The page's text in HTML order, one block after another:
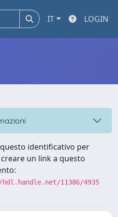
IT LOGIN
identificativo per
un link a questo
11386/4935